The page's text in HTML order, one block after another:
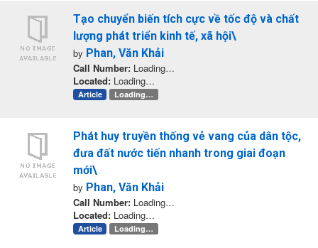
Tạo chuyển biến tích cực về tốc độ và chất
lượng phát triển kinh tế, xã hội\
by Phan, Văn Khải
Call Number: Loading…
Located: Loading…
Article Loading…
Phát huy truyền thống vẻ vang của dân tộc,
đưa đất nước tiến nhanh trong giai đoạn
mới\
by Phan, Văn Khải
Call Number: Loading…
Located: Loading…
Article Loading…